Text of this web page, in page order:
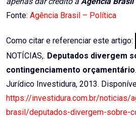
Fonte: Agência Brasil – Política
Como citar e referenciar este artigo:
NOTÍCIAS,. Deputados divergem
contingenciamento orçamentário
Jurídico Investidura, 2013.
https://investidura.com.br/noticias/
brasil/deputados-divergem-sobre-